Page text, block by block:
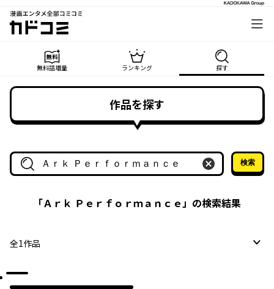
漫画エンタメ全部コミコミ
カドコミ
無料話増量 ランキング 探す
作品を探す
作品名・作家名で探す
検索
「Ａｒｋ Ｐｅｒｆｏｒｍａｎｃｅ」の検索結果
全1作品